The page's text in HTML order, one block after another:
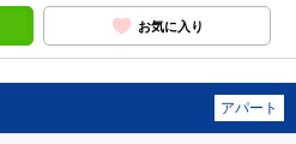
お気に入り
アパート